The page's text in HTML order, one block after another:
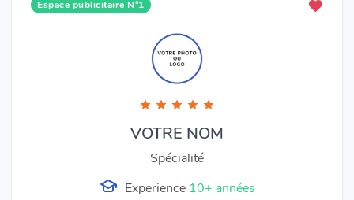
Espace publicitaire N°1
VOTRE NOM
Spécialité
Experience 10+ années